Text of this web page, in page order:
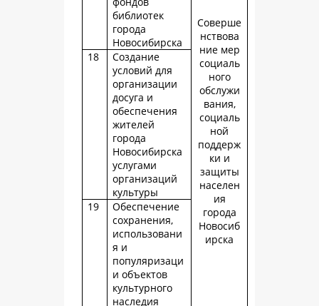
Соверше
нствова
ние мер
социаль
ного
обслужи
вания,
социаль
ной
поддерж
ки и
защиты
населен
ия
города
Новосиб
ирска
библиотек
города
Новосибирска
18
Создание
условий для
организации
досуга и
обеспечения
жителей
города
Новосибирска
услугами
организаций
культуры
19
Обеспечение
сохранения,
использовани
я и
популяризаци
и объектов
культурного
наследия